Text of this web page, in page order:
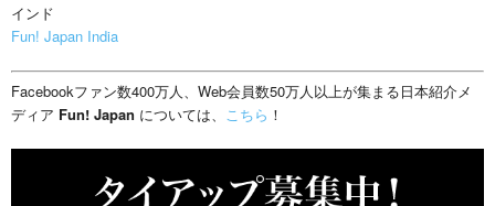
インド
Fun! Japan India
Facebookファン数400万人、Web会員数50万人以上が集まる日本紹介メ
ディア Fun! Japan については、 こちら ！